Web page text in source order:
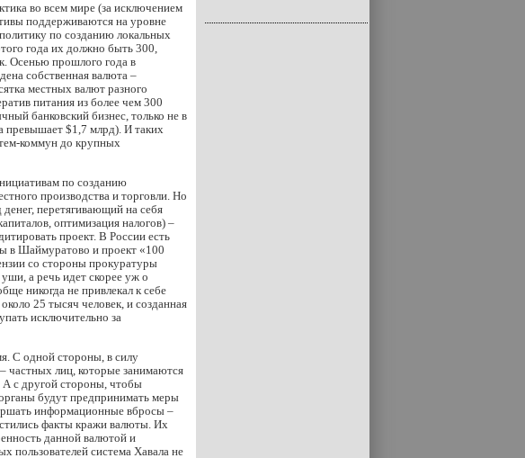
во всем мире (за исключением
поддерживаются на уровне
по созданию локальных
года их должно быть 300,
Осенью прошлого года в
собственная валюта –
местных валют разного
питания из более чем 300
банковский бизнес, только не в
превышает $1,7 млрд). И таких
коммун до крупных
по созданию
производства и торговли. Но
перетягивающий на себя
оптимизация налогов) –
проект. В России есть
в Шаймуратово и проект «100
со стороны прокуратуры
а речь идет скорее уж о
никогда не привлекал к себе
25 тысяч человек, и созданная
исключительно за
С одной стороны, в силу
частных лиц, которые занимаются
с другой стороны, чтобы
будут предпринимать меры
информационные вбросы –
факты кражи валюты. Их
данной валютой и
пользователей система Хавала не